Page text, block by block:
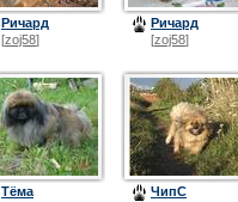
Ричард
[zoj58]
Ричард
[zoj58]
Тёма
ЧипС